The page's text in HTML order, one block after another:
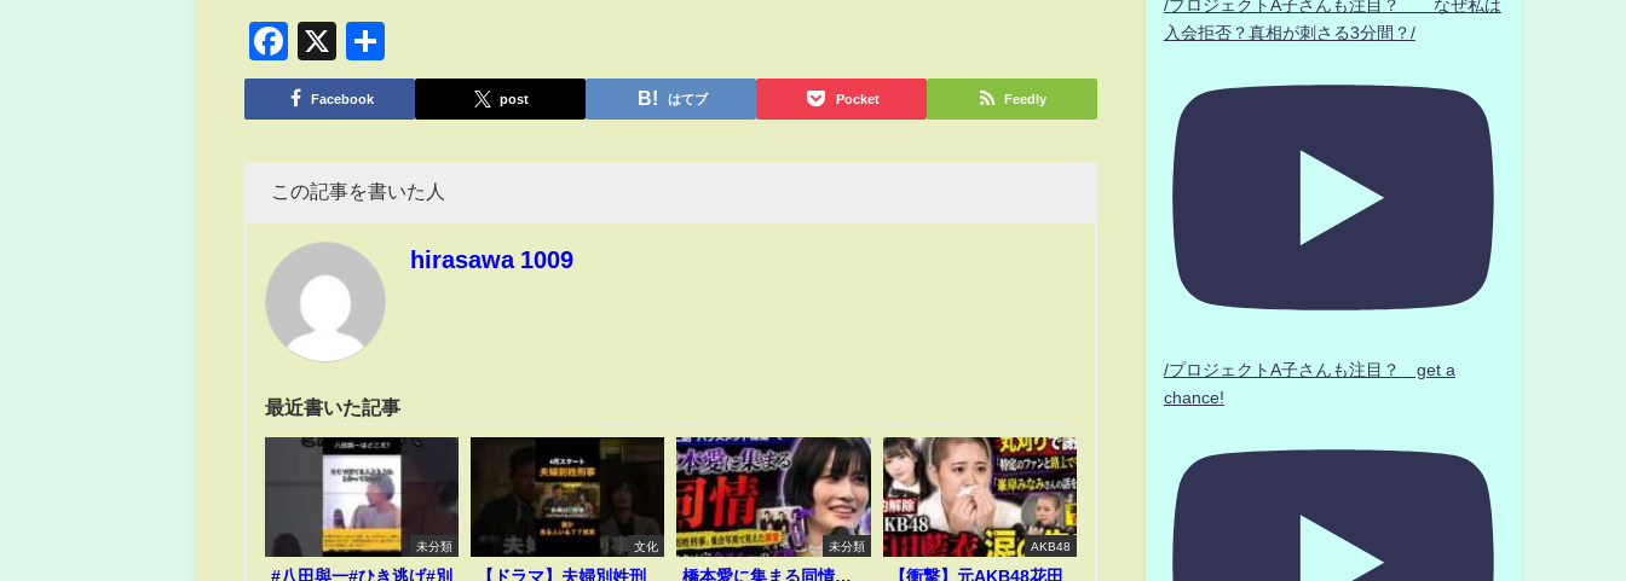
Facebook
X
有
Facebook post はてブ Pocket Feedly
この記事を書いた人
hirasawa 1009
最近書いた記事
未分類
#八田與一#ひき逃げ#別
文化
【ドラマ】夫婦別姓刑
未分類
橋本愛に集まる同情…
AKB48
【衝撃】元AKB48花田
/プロジェクトA子さんも注目？ なぜ私は
入会拒否？真相が刺さる3分間？/
/プロジェクトA子さんも注目？ get a
chance!